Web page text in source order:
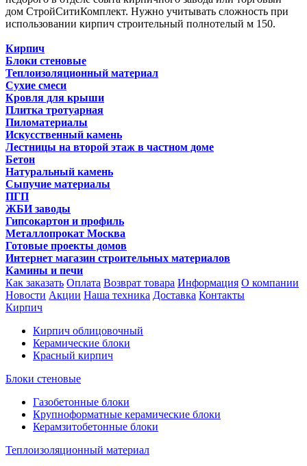
дом СтройСитиКомплект. Нужно учитывать сложность при
использовании кирпич строительный полнотелый м 150.
Кирпич
Блоки стеновые
Теплоизоляционный материал
Сухие смеси
Кровля для крыши
Плитка тротуарная
Пиломатериалы
Искусственный камень
Лестницы на второй этаж в частном доме
Бетон
Натуральный камень
Сыпучие материалы
ПГП
ЖБИ заводы
Гипсокартон и профиль
Металлопрокат Москва
Готовые проекты домов
Интернет магазин строительных материалов
Камины и печи
Как заказать Оплата Возврат товара Информация О компании
Новости Акции Наша техника Доставка Контакты
Кирпич
Кирпич облицовочный
Керамические блоки
Красный кирпич
Блоки стеновые
Газобетонные блоки
Крупноформатные керамические блоки
Керамзитобетонные блоки
Теплоизоляционный материал